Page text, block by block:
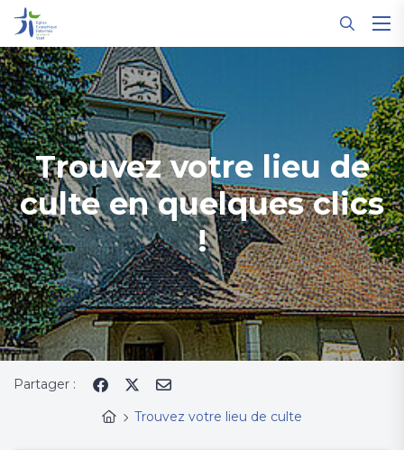
Trouvez votre lieu de
culte en quelques clics
!
Partager :
Trouvez votre lieu de culte
Panneau de gestion des cookies